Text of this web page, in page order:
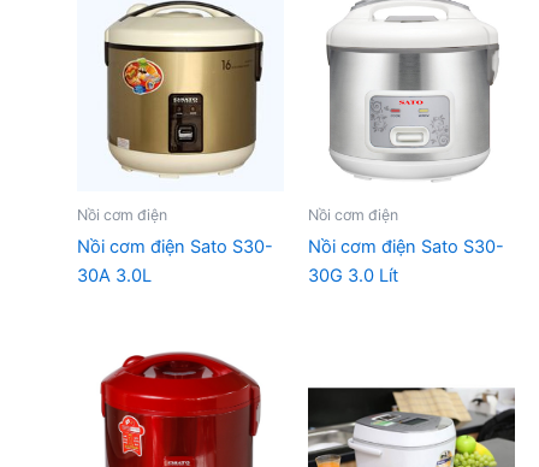
Nồi cơm điện
Nồi cơm điện Sato S30-
30A 3.0L
Nồi cơm điện
Nồi cơm điện Sato S30-
30G 3.0 Lít